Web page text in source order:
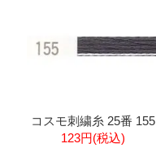
コスモ刺繍糸 25番 155
123円(税込)